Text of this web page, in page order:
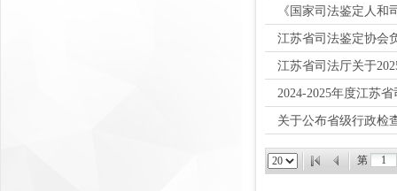
《国家司法鉴定人
江苏省司法鉴定协会
江苏省司法厅关于
2024-2025年度江苏
关于公布省级行政检
第